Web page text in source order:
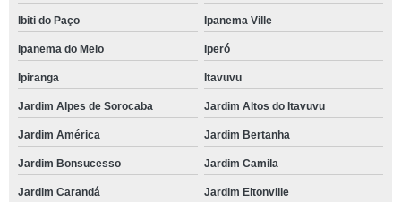
Ibiti do Paço Ipanema Ville
Ipanema do Meio Iperó
Ipiranga Itavuvu
Jardim Alpes de Sorocaba Jardim Altos do Itavuvu
Jardim América Jardim Bertanha
Jardim Bonsucesso Jardim Camila
Jardim Carandá Jardim Eltonville